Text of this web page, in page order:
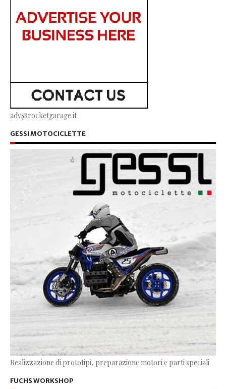
adv@rocketgarage.it
GESSI MOTOCICLETTE
Realizzazione di prototipi, preparazione motori e parti speciali
FUCHS WORKSHOP